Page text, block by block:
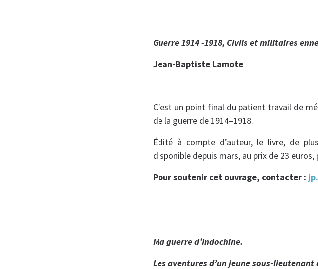
Guerre 1914 -1918, Civils et militaires
Jean-Baptiste Lamote
C’est un point final du patient travail de
de la guerre de 1914–1918.
Édité à compte d’auteur, le livre, de
disponible depuis mars, au prix de 23
Pour soutenir cet ouvrage, contacter :
Ma guerre d’Indochine.
Les aventures d’un jeune sous-